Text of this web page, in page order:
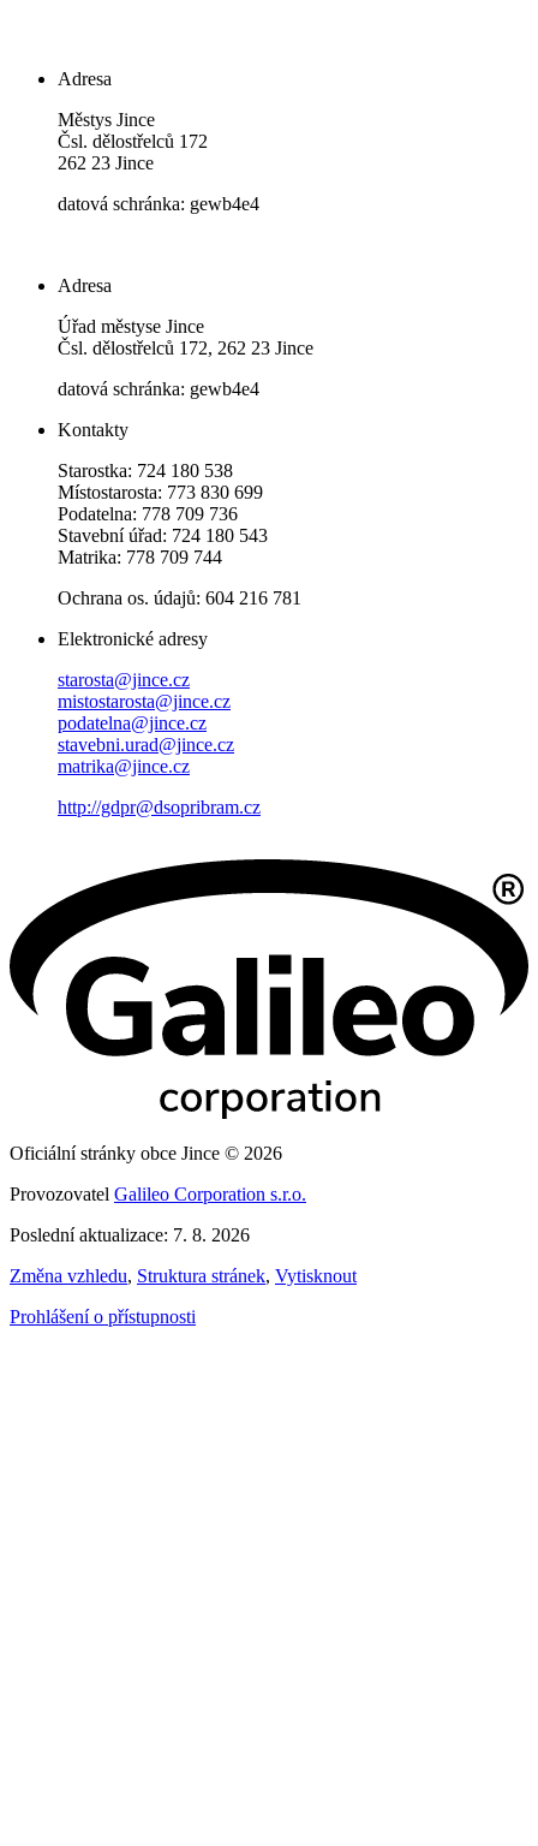
Adresa
Městys Jince
Čsl. dělostřelců 172
262 23 Jince
datová schránka: gewb4e4
Adresa
Úřad městyse Jince
Čsl. dělostřelců 172, 262 23 Jince
datová schránka: gewb4e4
Kontakty
Starostka: 724 180 538
Místostarosta: 773 830 699
Podatelna: 778 709 736
Stavební úřad: 724 180 543
Matrika: 778 709 744
Ochrana os. údajů: 604 216 781
Elektronické adresy
starosta@jince.cz
mistostarosta@jince.cz
podatelna@jince.cz
stavebni.urad@jince.cz
matrika@jince.cz
http://gdpr@dsopribram.cz
Oficiální stránky obce Jince © 2026
Provozovatel Galileo Corporation s.r.o.
Poslední aktualizace: 7. 8. 2026
Změna vzhledu, Struktura stránek, Vytisknout
Prohlášení o přístupnosti